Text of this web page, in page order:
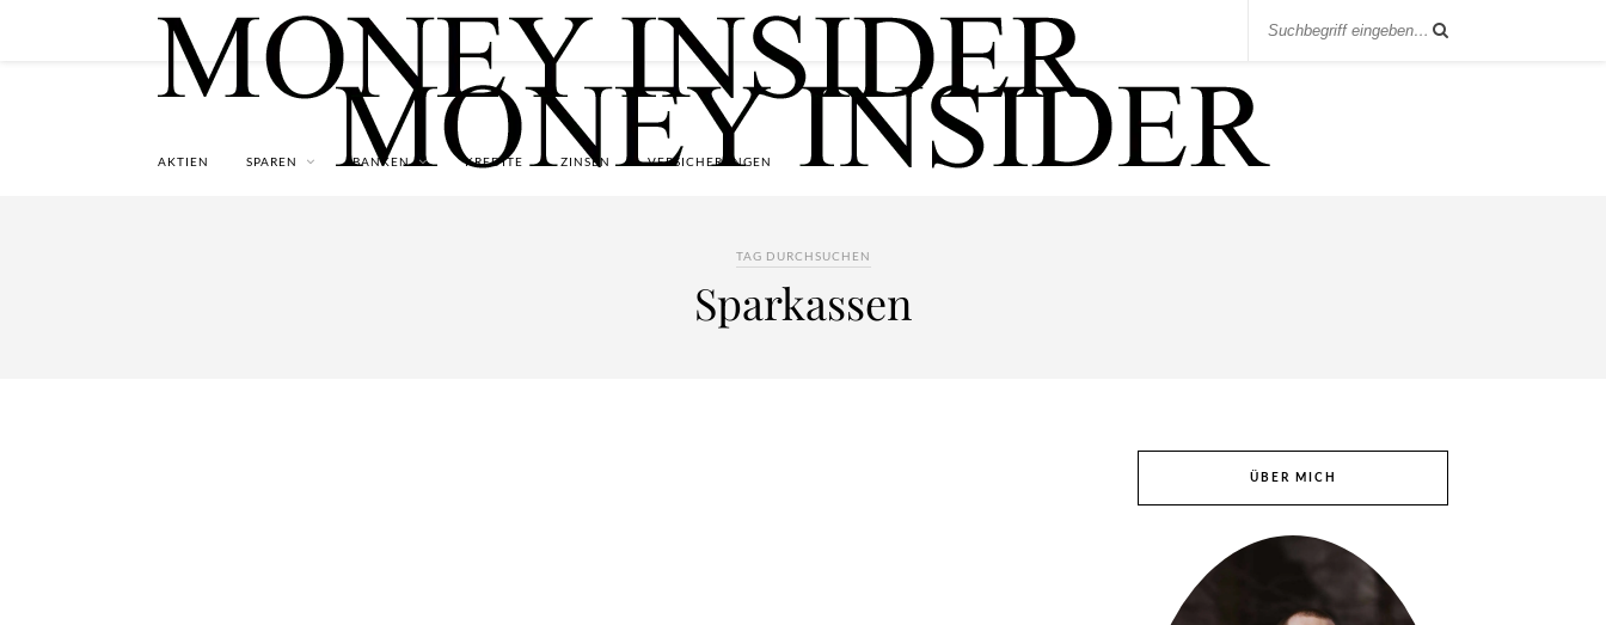
AKTIEN SPAREN BANKEN KREDITE ZINSEN VERSICHERUNGEN
TAG DURCHSUCHEN
Sparkassen
ÜBER MICH